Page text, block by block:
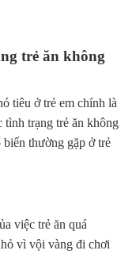
trẻ ăn không
tiêu ở trẻ em chính là
tình trạng trẻ ăn không
thường gặp ở trẻ
việc trẻ ăn quá
vì vội vàng đi chơi